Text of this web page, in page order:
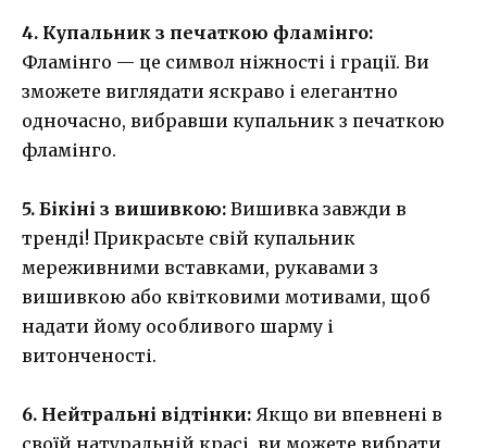
4. Купальник з печаткою фламінго:
Фламінго — це символ ніжності і грації. Ви
зможете виглядати яскраво і елегантно
одночасно, вибравши купальник з печаткою
фламінго.
5. Бікіні з вишивкою: Вишивка завжди в
тренді! Прикрасьте свій купальник
мереживними вставками, рукавами з
вишивкою або квітковими мотивами, щоб
надати йому особливого шарму і
витонченості.
6. Нейтральні відтінки: Якщо ви впевнені в
своїй натуральній красі, ви можете вибрати